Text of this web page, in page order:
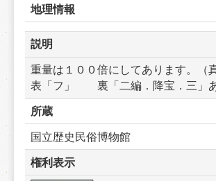
地理情報
説明
重量は１００倍にしてあります。（
表「フ」　　裏「二編．降宝．三」
所蔵
国立歴史民俗博物館
権利表示